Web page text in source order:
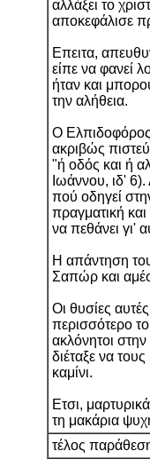
αλλάξει το
αποκεφάλισε
Επειτα,
είπε να φανεί
ήταν και
την αλήθεια.
Ο Ελπιδοφόρος
ακριβώς
"ή οδός και ή
Ιωάννου, ιδ'
πού οδηγεί
πραγματική
να πεθάνει γι'
Η απάντηση
Σαπώρ και
Οι θυσίες
περισσότερο
ακλόνητοι
διέταξε να
καμίνι.
Ετσι,
τη μακάρια
τέλος